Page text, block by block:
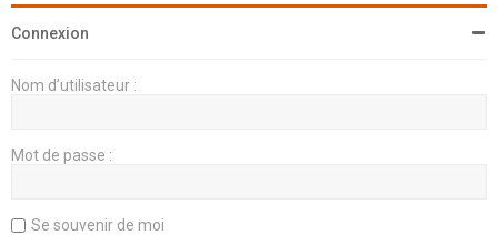
Connexion
Nom d’utilisateur :
Mot de passe :
Se souvenir de moi